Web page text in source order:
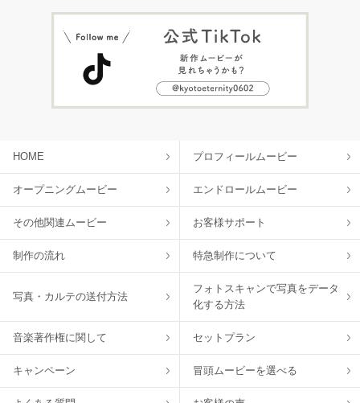
HOME プロフィールムービー
オープニングムービー エンドロールムービー
その他関連ムービー お客様サポート
制作の流れ 特急制作について
写真・カルテの送付方法
フォトスキャンで写真をデータ
化する方法
音楽著作権に関して セットプラン
キャンペーン 冒頭ムービーを選べる